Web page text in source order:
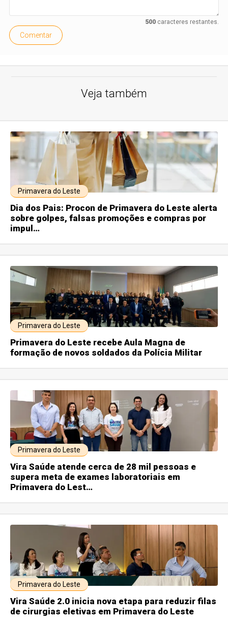
500caracteres restantes.
Comentar
Veja também
Primavera do Leste
Dia dos Pais: Procon de Primavera do Leste alerta
sobre golpes, falsas promoções e compras por
impul…
Primavera do Leste
Primavera do Leste recebe Aula Magna de
formação de novos soldados da Polícia Militar
Primavera do Leste
Vira Saúde atende cerca de 28 mil pessoas e
supera meta de exames laboratoriais em
Primavera do Lest…
Primavera do Leste
Vira Saúde 2.0 inicia nova etapa para reduzir filas
de cirurgias eletivas em Primavera do Leste